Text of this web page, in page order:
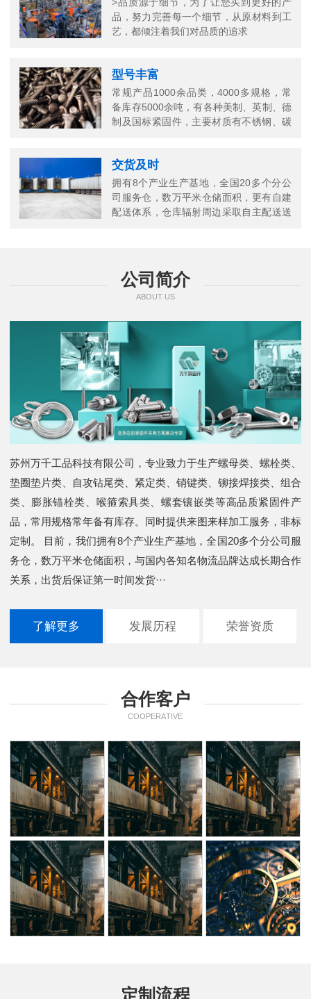
品，努力完善每一个细节，从原材料到工
艺，都倾注着我们对品质的追求
型号丰富
常规产品1000余品类，4000多规格，常
备库存5000余吨，有各种美制、英制、德
制及国标紧固件，主要材质有不锈钢、碳
交货及时
拥有8个产业生产基地，全国20多个分公
司服务仓，数万平米仓储面积，更有自建
配送体系，仓库辐射周边采取自主配送送
公司简介
ABOUT US
苏州万千工品科技有限公司，专业致力于生产螺母类、螺栓类、
垫圈垫片类、自攻钻尾类、紧定类、销键类、铆接焊接类、组合
类、膨胀锚栓类、喉箍索具类、螺套镶嵌类等高品质紧固件产
品，常用规格常年备有库存。同时提供来图来样加工服务，非标
定制。 目前，我们拥有8个产业生产基地，全国20多个分公司服
务仓，数万平米仓储面积，与国内各知名物流品牌达成长期合作
关系，出货后保证第一时间发货···
了解更多 发展历程 荣誉资质
合作客户
COOPERATIVE
定制流程